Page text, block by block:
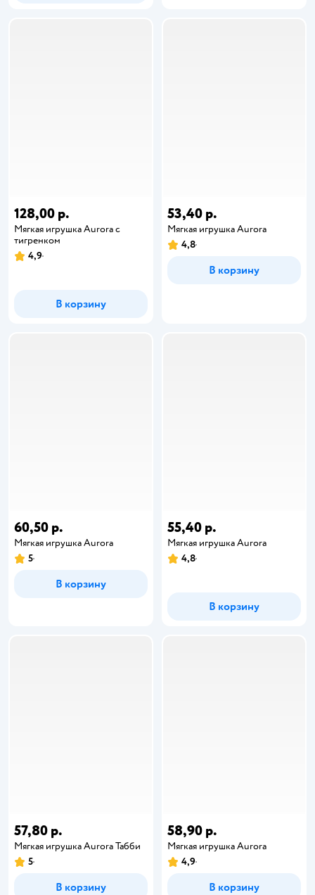
128,00 р.
Мягкая игрушка Aurora с
тигренком
4,9
В корзину
53,40 р.
Мягкая игрушка Aurora
4,8
В корзину
60,50 р.
Мягкая игрушка Aurora
5
В корзину
55,40 р.
Мягкая игрушка Aurora
4,8
В корзину
57,80 р.
Мягкая игрушка Aurora Табби
5
В корзину
58,90 р.
Мягкая игрушка Aurora
4,9
В корзину